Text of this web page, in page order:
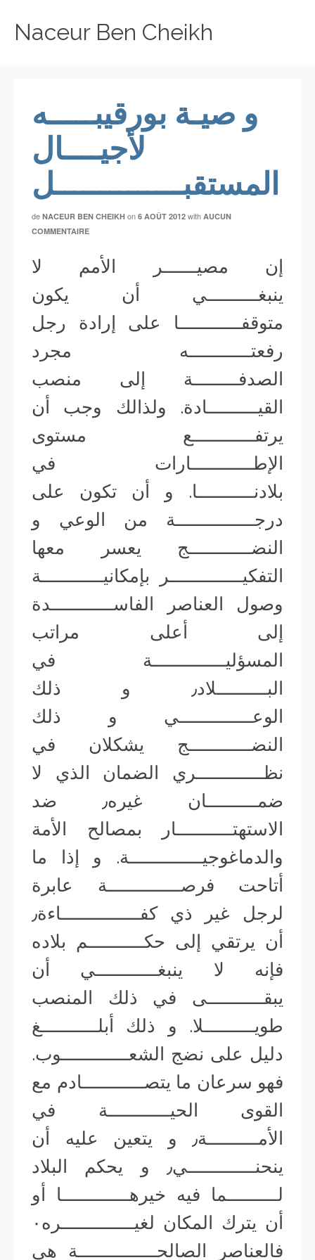
Naceur Ben Cheikh
و صيـة بورقيبـــــه
لأجيــــال
المستقبــــــــــــــل
de NACEUR BEN CHEIKH on 6 AOÛT 2012 with AUCUN
COMMENTAIRE
إن مصيــــــر الأمم لا
ينبغـــــــــي أن يكون
متوقفـــــــــــا على إرادة رجل
رفعتـــــــــــه مجرد
الصدفــــــــة إلى منصب
القيـــــــــادة. ولذالك وجب أن
يرتفـــــــــــع مستوى
الإطـــــــــــارات في
بلادنــــــــــا. و أن تكون على
درجــــــــــــــة من الوعي و
النضـــــــــــج يعسر معها
التفكيـــــــــــــر بإمكانيـــــــــــة
وصول العناصر الفاســـــــــــدة
إلى أعلى مراتب
المسؤليـــــــــــــة في
البـــــــــلاد٫ و ذلك
الوعـــــــــــــي و ذلك
النضـــــــــــج يشكلان في
نظــــــــــــري الضمان الذي لا
ضمـــــــــان غيره٫ ضد
الاستهتــــــــــار بمصالح الأمة
والدماغوجيـــــــــــــة. و إذا ما
أتاحت فرصـــــــــــــة عابرة
لرجل غير ذي كفــــــــــــــاءة٫
أن يرتقي إلى حكــــــــــم بلاده
فإنه لا ينبغـــــــــــي أن
يبقــــــــــى في ذلك المنصب
طويـــــــــلا. و ذلك أبلــــــــــغ
دليل على نضج الشعــــــــــــوب.
فهو سرعان ما يتصـــــــــــادم مع
القوى الحيـــــــــــة في
الأمـــــــــة٫ و يتعين عليه أن
ينحنــــــــــــي٫ و يحكم البلاد
لـــــــــما فيه خيرهــــــــــــا أو
أن يترك المكان لغيـــــــــــــره٠
فالعناصر الصالحــــــــــــــة هي